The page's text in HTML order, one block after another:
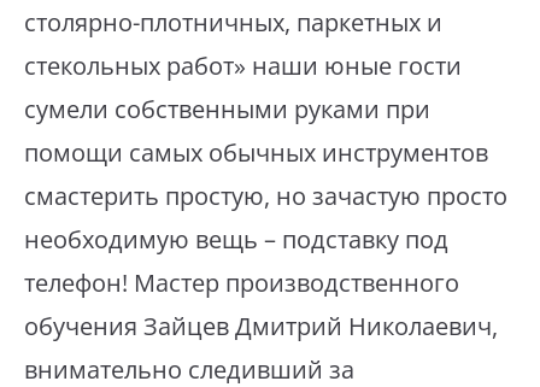
столярно-плотничных, паркетных и
стекольных работ» наши юные гости
сумели собственными руками при
помощи самых обычных инструментов
смастерить простую, но зачастую просто
необходимую вещь – подставку под
телефон! Мастер производственного
обучения Зайцев Дмитрий Николаевич,
внимательно следивший за